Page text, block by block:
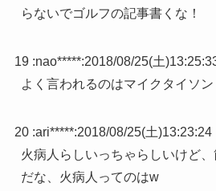
らないでゴルフの記事書くな！
19 :nao*****:2018/08/25(土
よく言われるのはマイクタイソン
20 :ari*****:2018/08/25(土)13:23:24
火病人らしいっちゃらしいけど
だな、火病人ってのはw